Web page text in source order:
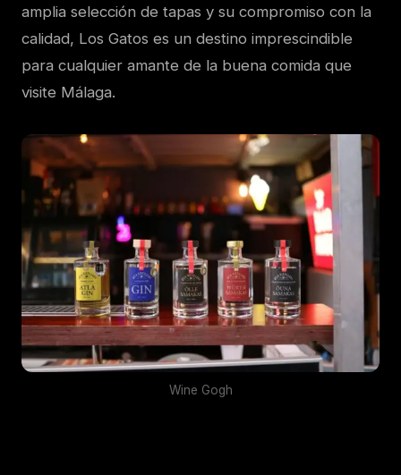
amplia selección de tapas y su compromiso con la
calidad, Los Gatos es un destino imprescindible
para cualquier amante de la buena comida que
visite Málaga.
Wine Gogh